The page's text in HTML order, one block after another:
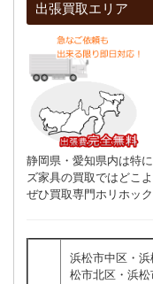
出張買取エリア
静岡県・愛知県内は特
ズ家具の買取ではどこ
ぜひ買取専門ホリホッ
浜松市中区・
松市北区・浜